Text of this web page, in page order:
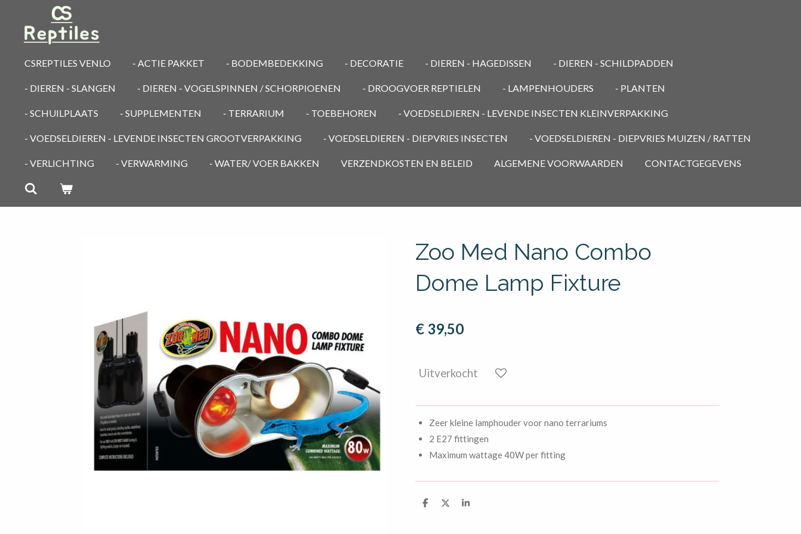
direct
CSREPTILES VENLO - ACTIE PAKKET - BODEMBEDEKKING - DECORATIE - DIEREN - HAGEDISSEN - DIEREN - SCHILDPADDEN
- DIEREN - SLANGEN - DIEREN - VOGELSPINNEN / SCHORPIOENEN - DROOGVOER REPTIELEN - LAMPENHOUDERS - PLANTEN
- SCHUILPLAATS - SUPPLEMENTEN - TERRARIUM - TOEBEHOREN - VOEDSELDIEREN - LEVENDE INSECTEN KLEINVERPAKKING
- VOEDSELDIEREN - LEVENDE INSECTEN GROOTVERPAKKING - VOEDSELDIEREN - DIEPVRIES INSECTEN - VOEDSELDIEREN - DIEPVRIES MUIZEN / RATTEN
- VERLICHTING - VERWARMING - WATER/ VOER BAKKEN VERZENDKOSTEN EN BELEID ALGEMENE VOORWAARDEN CONTACTGEGEVENS
Zoo Med Nano Combo
Dome Lamp Fixture
€ 39,50
Uitverkocht
Zeer kleine lamphouder voor nano terrariums
2 E27 fittingen
Maximum wattage 40W per fitting
D
D
S